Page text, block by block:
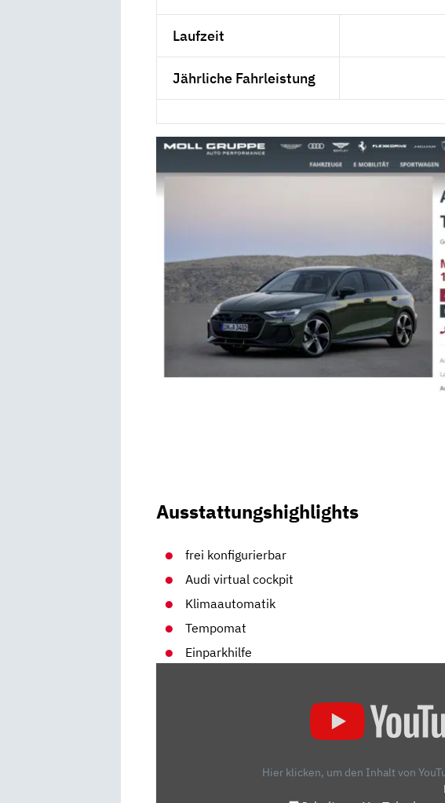
Laufzeit
Jährliche Fahrleistung
Ausstattungshighlights
frei konfigurierbar
Audi virtual cockpit
Klimaautomatik
Tempomat
Einparkhilfe
Hier klicken, um den Inhalt von